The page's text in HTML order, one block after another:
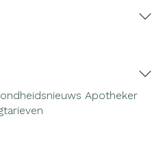
Apotheker